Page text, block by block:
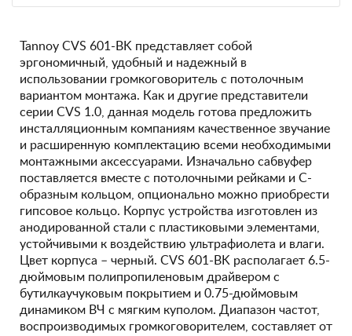
Tannoy CVS 601-BK представляет собой
эргономичный, удобный и надежный в
использовании громкоговоритель с потолочным
вариантом монтажа. Как и другие представители
серии CVS 1.0, данная модель готова предложить
инсталляционным компаниям качественное звучание
и расширенную комплектацию всеми необходимыми
монтажными аксессуарами. Изначально сабвуфер
поставляется вместе с потолочными рейками и С-
образным кольцом, опционально можно приобрести
гипсовое кольцо. Корпус устройства изготовлен из
анодированной стали с пластиковыми элементами,
устойчивыми к воздействию ультрафиолета и влаги.
Цвет корпуса – черный. CVS 601-BK располагает 6.5-
дюймовым полипропиленовым драйвером с
бутилкаучуковым покрытием и 0.75-дюймовым
динамиком ВЧ с мягким куполом. Диапазон частот,
воспроизводимых громкоговорителем, составляет от